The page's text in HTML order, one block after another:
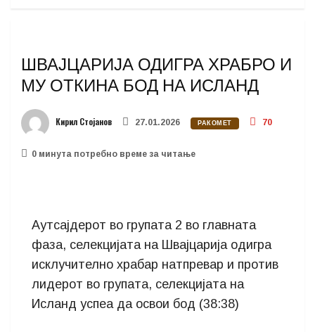
ШВАЈЦАРИЈА ОДИГРА ХРАБРО И
МУ ОТКИНА БОД НА ИСЛАНД
Кирил Стојанов 27.01.2026 РАКОМЕТ 70
0 минутa потребно време за читање
Аутсајдерот во групата 2 во главната
фаза, селекцијата на Швајцарија одигра
исклучително храбар натпревар и против
лидерот во групата, селекцијата на
Исланд успеа да освои бод (38:38)